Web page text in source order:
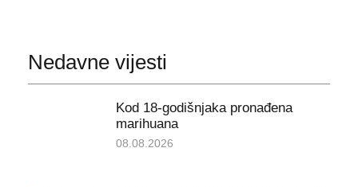
Nedavne vijesti
Kod 18-godišnjaka pronađena
marihuana
08.08.2026